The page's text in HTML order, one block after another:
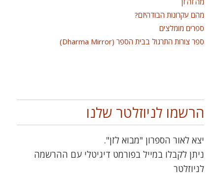
מהם עקרונות הבודהיזם?
ספרים מומלצים
ספר צורות התרגול בבית הספר (Dharma Mirror)
הרשמו לניוזלטר שלנו
יצא לאור הספרון "מבוא לזן".
ניתן לקבלו במייל בפורמט דיגיטלי עם ההרשמה
לניוזלטר